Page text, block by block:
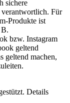
sichere
verantwortlich. Für
Produkte ist
bzw. Instagram
geltend
geltend machen,
Details